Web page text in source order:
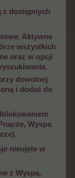
z dostępnych
Aktywne
wszystkich
oraz w opcji
dowolnej
i dodać do
Wyspa
nieujęte w
z Wyspą.